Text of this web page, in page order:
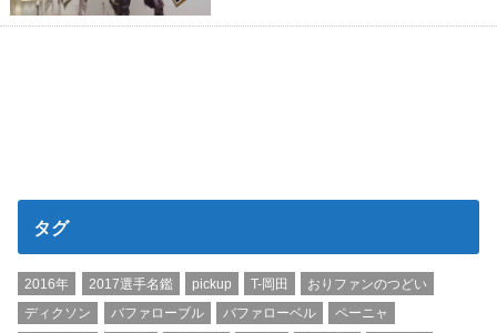
タグ
2016年 2017選手名鑑 pickup T-岡田
おりファンのつどい
ディクソン
バファローブル バファローベル
ペーニャ